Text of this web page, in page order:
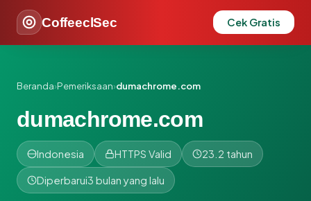
CoffeeclSec Cek Gratis
Beranda›Pemeriksaan›dumachrome.com
dumachrome.com
Indonesia HTTPS Valid 23.2 tahun
Diperbarui3 bulan yang lalu